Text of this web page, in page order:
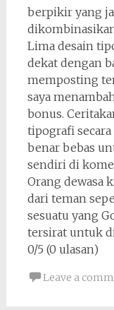
berpikir yang
Lima desain
dekat dengan
memposting
saya
bonus.
tipografi
benar bebas
sendiri di
Orang dewasa
dari teman
sesuatu yang
tersirat untuk
0/5 (0 ulasan)
Leave a